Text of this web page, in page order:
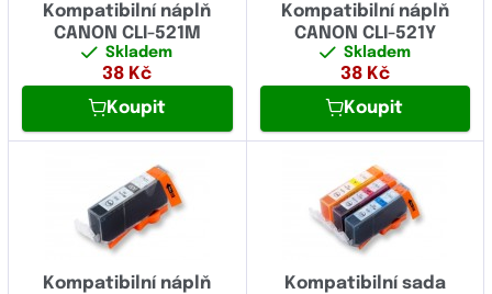
Kompatibilní náplň
CANON CLI-521M
Skladem
38 Kč
Koupit
Kompatibilní náplň
CANON CLI-521Y
Skladem
38 Kč
Koupit
Kompatibilní náplň
Kompatibilní sada